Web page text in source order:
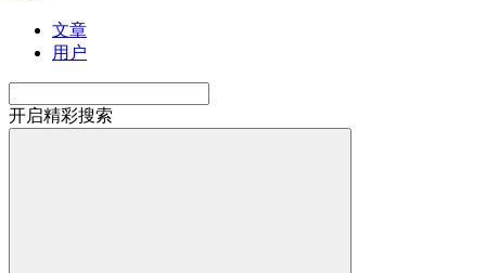
文章
用户
开启精彩搜索